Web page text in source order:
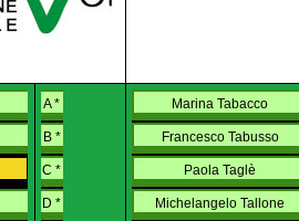
A *
B *
C *
D *
Marina Tabacco
Francesco Tabusso
Paola Taglè
Michelangelo Tallone